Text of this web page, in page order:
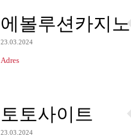
에볼루션카지노
23.03.2024
Adres
토토사이트
23.03.2024